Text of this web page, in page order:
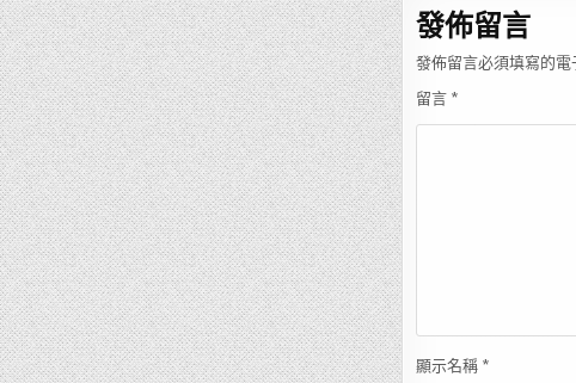
覽發佈留言
發佈留言必須填寫的電
留言 *
顯示名稱 *